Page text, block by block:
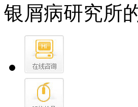
银屑病研究所